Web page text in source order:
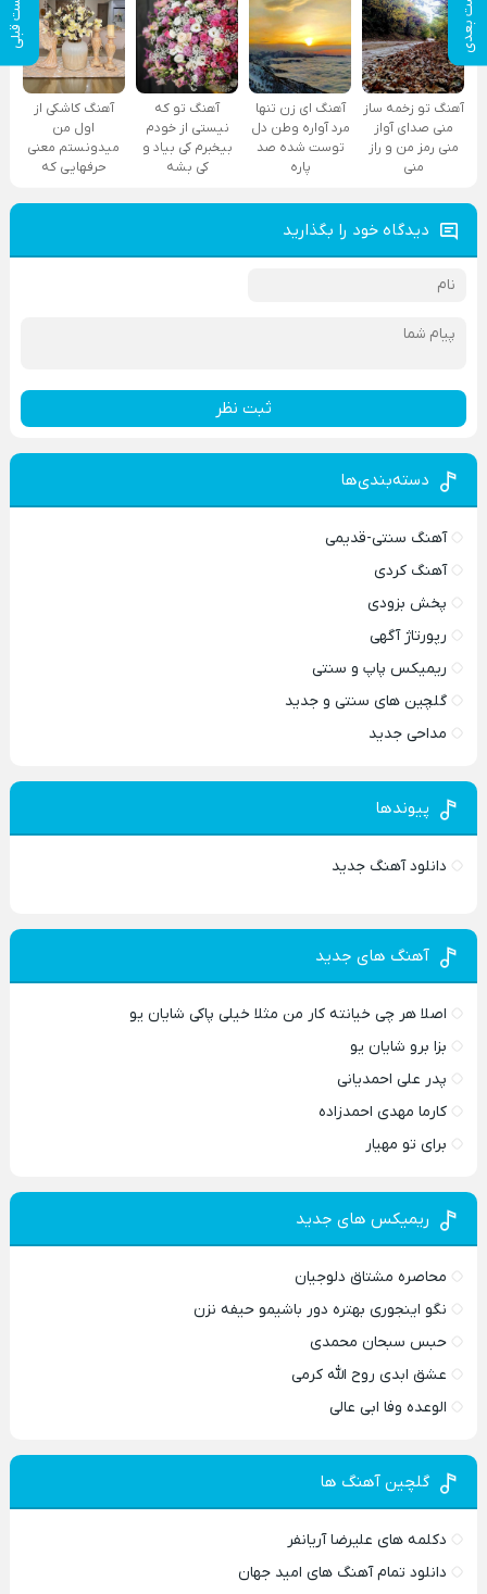
پست بعدی پست قبلی
آهنگ تو زخمه ساز
منی صدای آواز
منی رمز من و راز
منی
آهنگ ای زن تنها
مرد آواره وطن دل
توست شده صد
پاره
آهنگ تو که
نیستی از خودم
بیخبرم کی بیاد و
کی بشه
آهنگ کاشکی از
اول من
میدونستم معنی
حرفهایی که
دیدگاه خود را بگذارید
ثبت نظر
دسته‌بندی‌ها
آهنگ سنتی-قدیمی
آهنگ کردی
پخش بزودی
رپورتاژ آگهی
ریمیکس پاپ و سنتی
گلچین های سنتی و جدید
مداحی جدید
پیوندها
دانلود آهنگ جدید
آهنگ های جدید
اصلا هر چی خیانته کار من مثلا خیلی پاکی شایان یو
بزا برو شایان یو
پدر علی احمدیانی
کارما مهدی احمدزاده
برای تو مهیار
ریمیکس های جدید
محاصره مشتاق دلوجیان
نگو اینجوری بهتره دور باشیمو حیفه نزن
حبس سبحان محمدی
عشق ابدی روح الله کرمی
الوعده وفا ابی عالی
گلچین آهنگ ها
دکلمه های علیرضا آریانفر
دانلود تمام آهنگ های امید جهان